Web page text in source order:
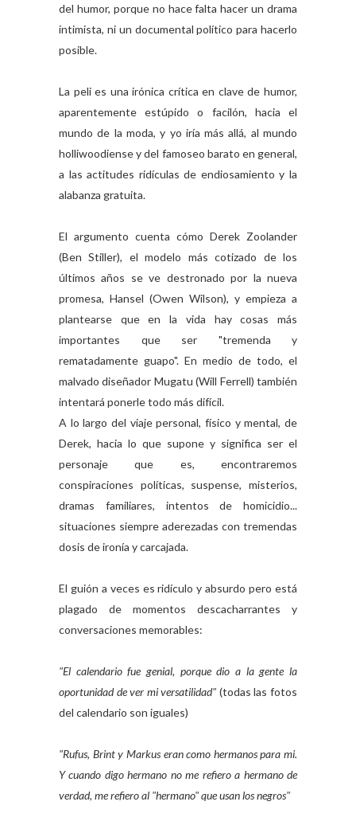
del humor, porque no hace falta hacer un drama
intimista, ni un documental político para hacerlo
posible.
La peli es una irónica crítica en clave de humor,
aparentemente estúpido o facilón, hacia el
mundo de la moda, y yo iría más allá, al mundo
holliwoodiense y del famoseo barato en general,
a las actitudes ridículas de endiosamiento y la
alabanza gratuita.
El argumento cuenta cómo Derek Zoolander
(Ben Stiller), el modelo más cotizado de los
últimos años se ve destronado por la nueva
promesa, Hansel (Owen Wilson), y empieza a
plantearse que en la vida hay cosas más
importantes que ser "tremenda y
rematadamente guapo". En medio de todo, el
malvado diseñador Mugatu (Will Ferrell) también
intentará ponerle todo más difícil.
A lo largo del viaje personal, físico y mental, de
Derek, hacia lo que supone y significa ser el
personaje que es, encontraremos
conspiraciones políticas, suspense, misterios,
dramas familiares, intentos de homicidio...
situaciones siempre aderezadas con tremendas
dosis de ironía y carcajada.
El guión a veces es ridículo y absurdo pero está
plagado de momentos descacharrantes y
conversaciones memorables:
"El calendario fue genial, porque dio a la gente la
oportunidad de ver mi versatilidad" (todas las fotos
del calendario son iguales)
"Rufus, Brint y Markus eran como hermanos para mi.
Y cuando digo hermano no me refiero a hermano de
verdad, me refiero al "hermano" que usan los negros"